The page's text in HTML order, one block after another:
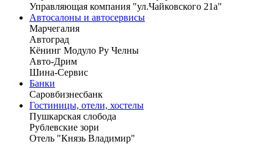
Управляющая компания "ул.Чайковского 21а"
Автосалоны и автосервисы
Марчегалия
Автоград
Кёнинг Модуло Ру Челны
Авто-Дрим
Шина-Сервис
Банки
Саровбизнесбанк
Гостиницы, отели, хостелы
Пушкарская слобода
Рублевские зори
Отель "Князь Владимир"